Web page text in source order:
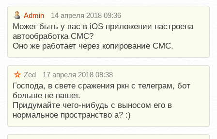
Admin 14 апреля 2018 09:36
Может быть у вас в iOS приложении настроена
автообработка СМС?
Оно же работает через копирование СМС.
Zed 17 апреля 2018 08:38
Господа, в свете сражения ркн с телеграм, бот
больше не пашет.
Придумайте чего-нибудь с выносом его в
нормальное пространство а? :)